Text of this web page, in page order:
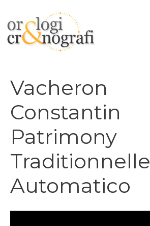
contenuto
Vacheron
Constantin
Patrimony
Traditionnelle
Automatico